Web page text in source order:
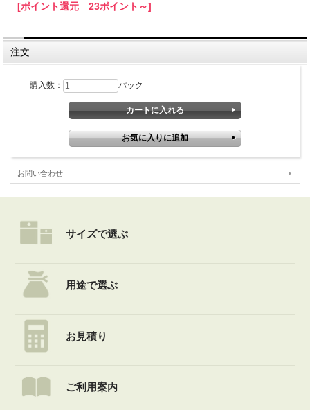
[ポイント還元 23ポイント～]
注文
購入数： パック
お問い合わせ
サイズで選ぶ
用途で選ぶ
お見積り
ご利用案内